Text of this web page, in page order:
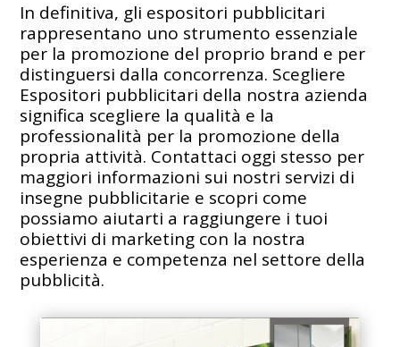
In definitiva, gli espositori pubblicitari
rappresentano uno strumento essenziale
per la promozione del proprio brand e per
distinguersi dalla concorrenza. Scegliere
Espositori pubblicitari della nostra azienda
significa scegliere la qualità e la
professionalità per la promozione della
propria attività. Contattaci oggi stesso per
maggiori informazioni sui nostri servizi di
insegne pubblicitarie e scopri come
possiamo aiutarti a raggiungere i tuoi
obiettivi di marketing con la nostra
esperienza e competenza nel settore della
pubblicità.